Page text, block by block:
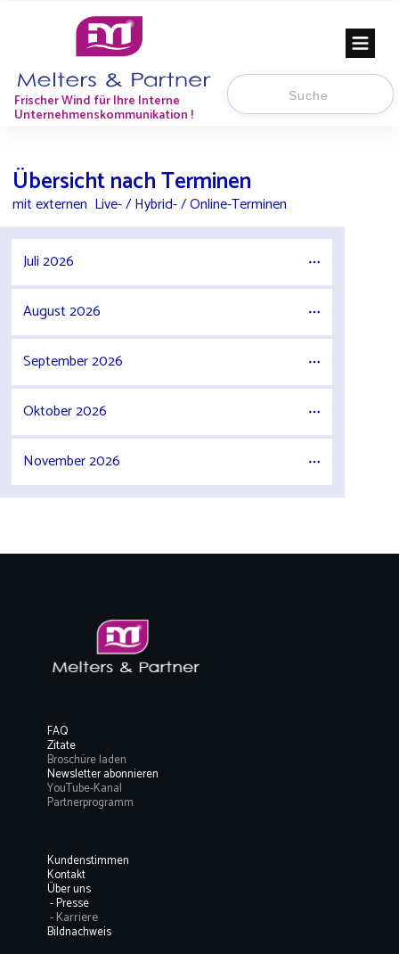
Frischer Wind für Ihre Interne
Unternehmenskommunikation !
Übersicht nach Terminen
mit externen Live- / Hybrid- / Online-Terminen
Juli 2026
August 2026
September 2026
Oktober 2026
November 2026
FAQ
Zitate
Broschüre laden
Newsletter abonnieren
YouTube-Kanal
Partnerprogramm
Kundenstimmen
Kontakt
Über uns
- Presse
- Karriere
Bildnachweis